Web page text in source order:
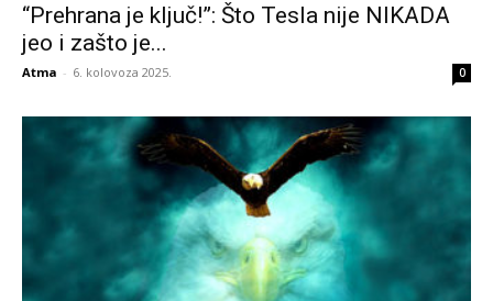
“Prehrana je ključ!”: Što Tesla nije NIKADA
jeo i zašto je...
Atma - 6. kolovoza 2025. 0